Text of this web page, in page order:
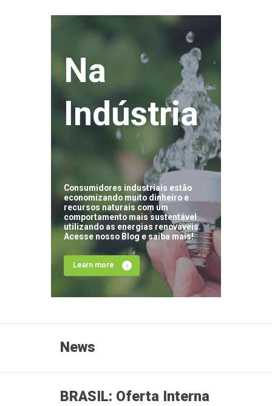
Na
Indústria
Consumidores industriais estão
economizando muito dinheiro e
recursos naturais com um
comportamento mais sustentável
utilizando as energias renováveis.
Acesse nosso Blog e saiba mais!
Learn more
News
BRASIL: Oferta Interna